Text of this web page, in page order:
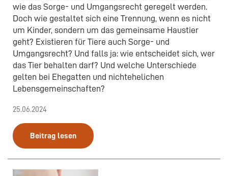
wie das Sorge- und Umgangsrecht geregelt werden.
Doch wie gestaltet sich eine Trennung, wenn es nicht
um Kinder, sondern um das gemeinsame Haustier
geht? Existieren für Tiere auch Sorge- und
Umgangsrecht? Und falls ja: wie entscheidet sich, wer
das Tier behalten darf? Und welche Unterschiede
gelten bei Ehegatten und nichtehelichen
Lebensgemeinschaften?
25.06.2024
Beitrag lesen